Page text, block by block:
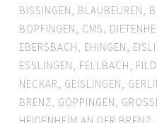
BISSINGEN, BLAUBEUREN,
BOPFINGEN, CMS,
EBERSBACH, EHINGEN,
ESSLINGEN, FELLBACH,
NECKAR, GEISLINGEN,
BRENZ, GÖPPINGEN,